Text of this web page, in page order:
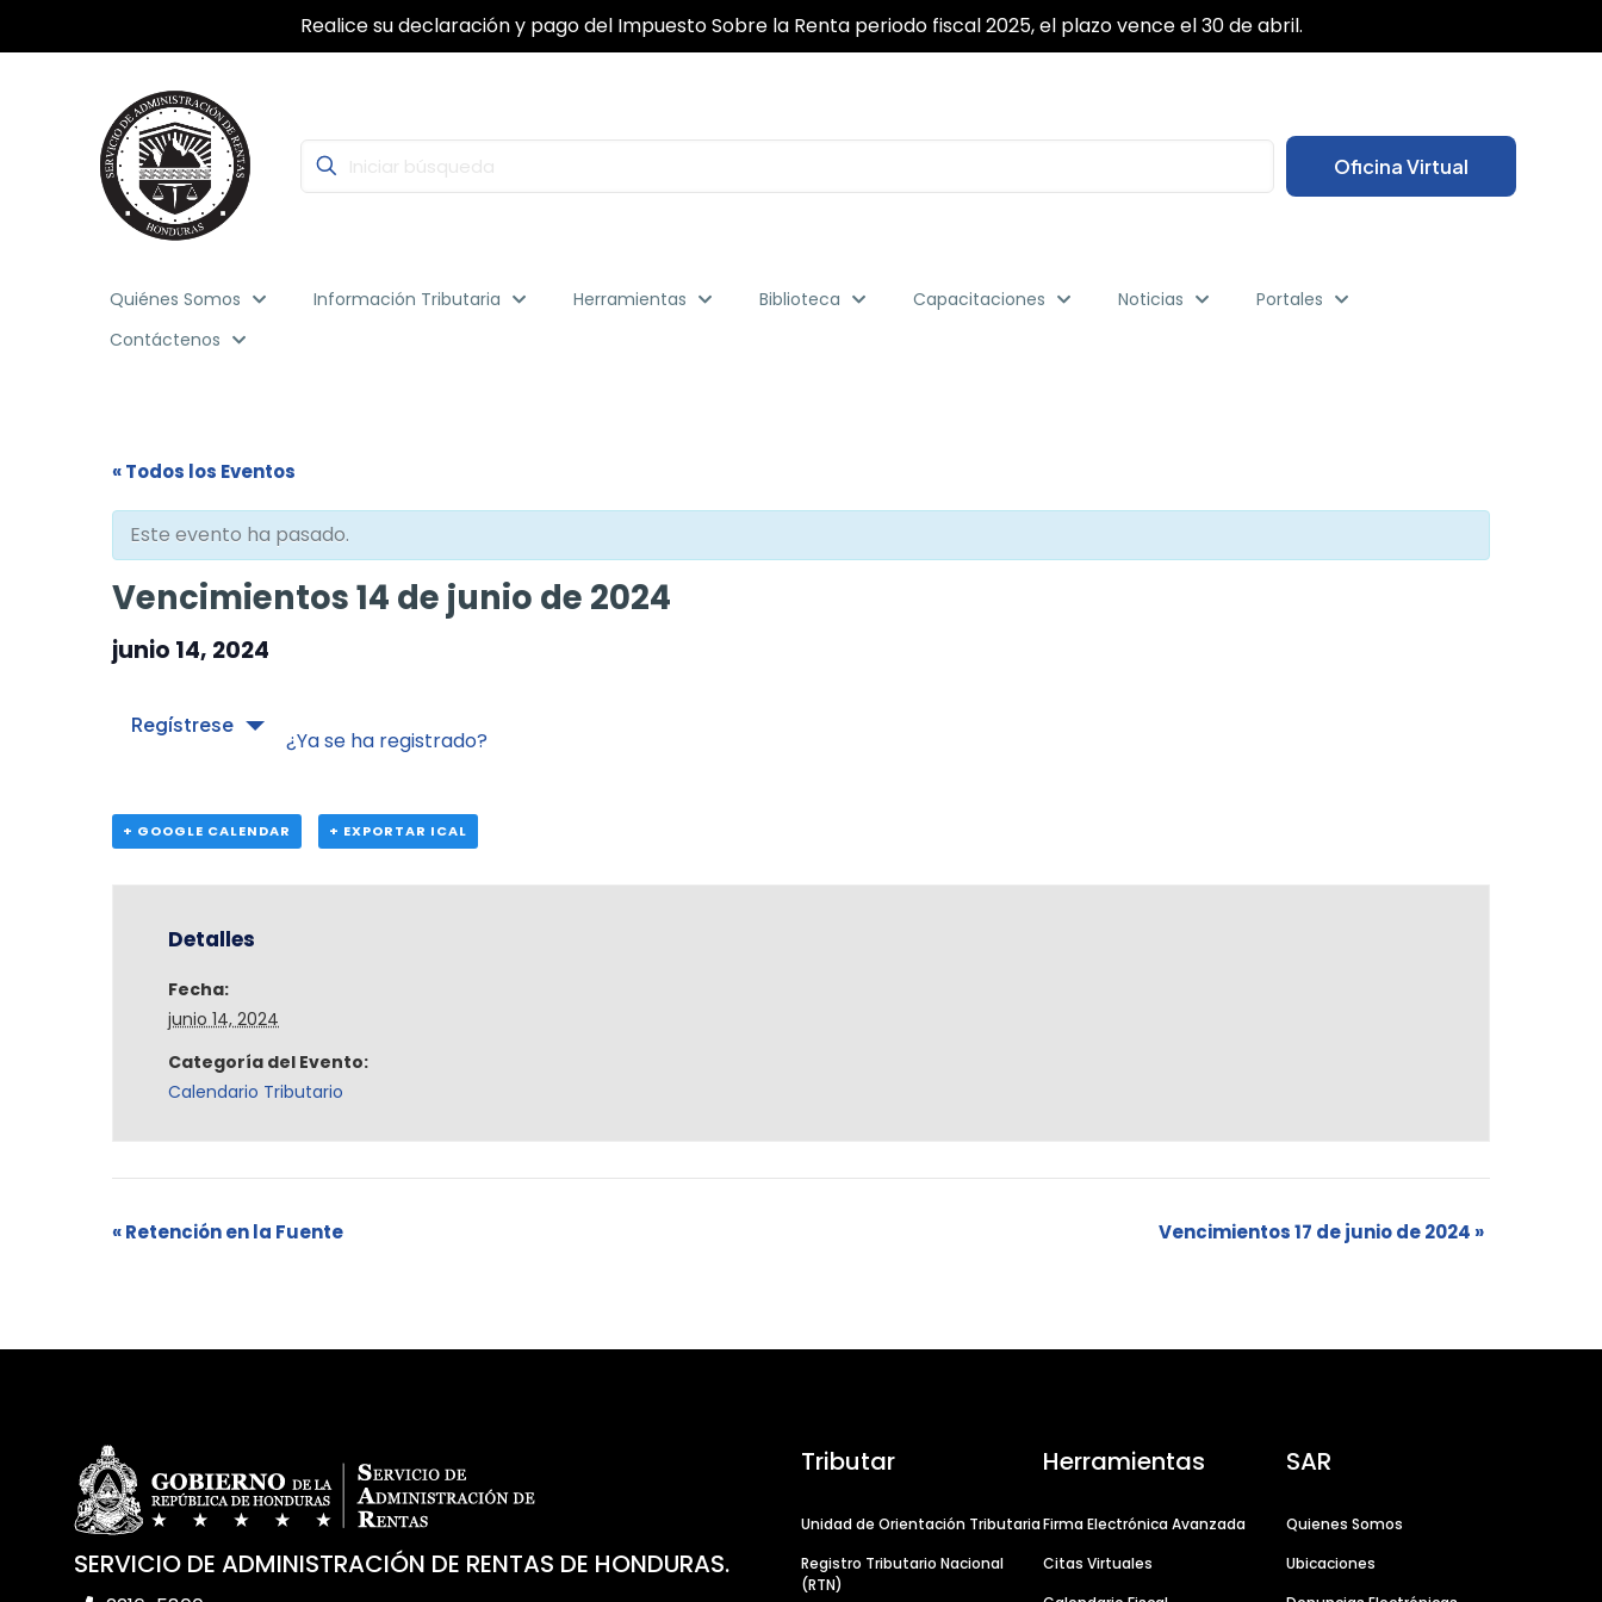
Realice su declaración y pago del Impuesto Sobre la Renta periodo fiscal 2025, el plazo vence el 30 de abril.
Oficina Virtual
Quiénes Somos Información Tributaria Herramientas Biblioteca Capacitaciones Noticias
Portales
Contáctenos
« Todos los Eventos
Este evento ha pasado.
Vencimientos 14 de junio de 2024
junio 14, 2024
Regístrese
¿Ya se ha registrado?
+ GOOGLE CALENDAR + EXPORTAR ICAL
Detalles
Fecha:
junio 14, 2024
Categoría del Evento:
Calendario Tributario
«Retención en la Fuente Vencimientos 17 de junio de 2024 »
SERVICIO DE ADMINISTRACIÓN DE RENTAS DE HONDURAS.
Tributar
Unidad de Orientación Tributaria
Registro Tributario Nacional
(RTN)
Herramientas
Firma Electrónica Avanzada
Citas Virtuales
SAR
Quienes Somos
Ubicaciones